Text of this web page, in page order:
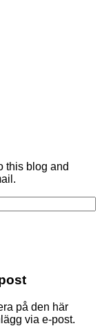
this blog and
på den här
via e-post.